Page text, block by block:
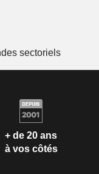
sectoriels
+ de 20 ans
à vos côtés